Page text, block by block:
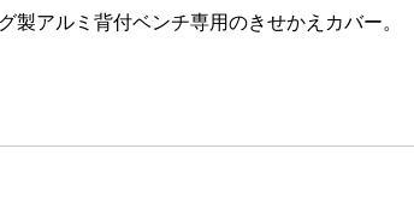
製アルミ背付ベンチ専用のきせかえカバー。